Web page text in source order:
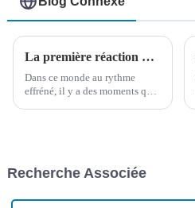
La première réaction d'un garçon après une chute lors d'une course suscite des éloges sur Internet !
Dans ce monde au rythme
effréné, il y a des moments qui
Recherche Associée